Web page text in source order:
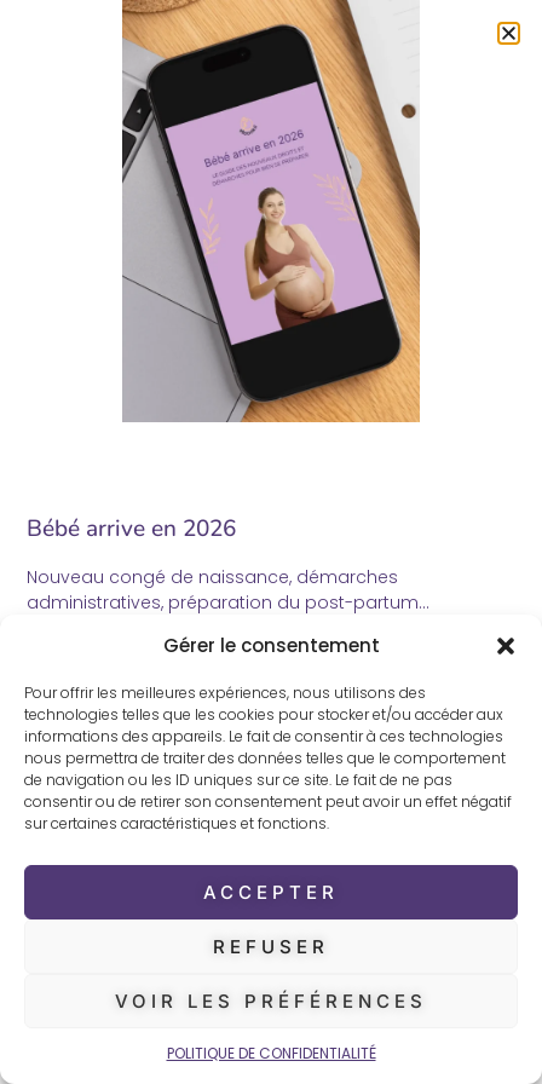
Gérer le consentement
Pour offrir les meilleures expériences, nous utilisons des
technologies telles que les cookies pour stocker et/ou accéder aux
informations des appareils. Le fait de consentir à ces technologies
nous permettra de traiter des données telles que le comportement
de navigation ou les ID uniques sur ce site. Le fait de ne pas
consentir ou de retirer son consentement peut avoir un effet négatif
sur certaines caractéristiques et fonctions.
ACCEPTER
REFUSER
VOIR LES PRÉFÉRENCES
POLITIQUE DE CONFIDENTIALITÉ
0
EverCompare
[evercompare_table]
AccueilBoutique Contact Instagram Facebook
Bébé arrive en 2026
Nouveau congé de naissance, démarches
administratives, préparation du post-partum…
Dans ce guide gratuit, nous avons réuni tout ce qu’il
nouveaux droits, une check-list pratique et des conseils
bien-être.
EN SAVOIR PLUS